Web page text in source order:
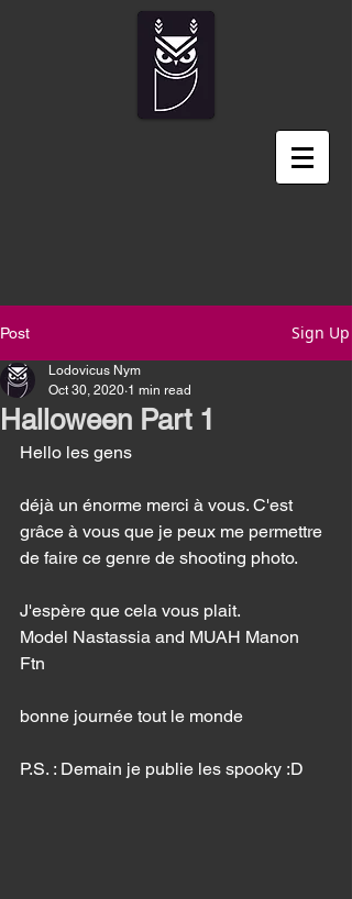
Post Sign Up
Halloween Part 1
Lodovicus Nym
Oct 30, 2020 1 min read
Hello les gens
déjà un énorme merci à vous. C'est
grâce à vous que je peux me permettre
de faire ce genre de shooting photo.
J'espère que cela vous plait.
Model Nastassia and MUAH Manon
Ftn
bonne journée tout le monde
P.S. : Demain je publie les spooky :D